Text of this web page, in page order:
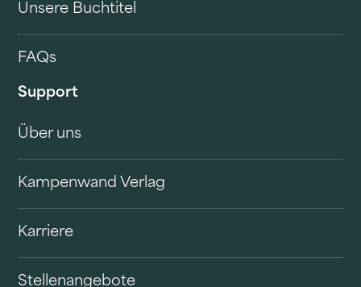
Unsere Buchtitel
FAQs
Support
Über uns
Kampenwand Verlag
Karriere
Stellenangebote